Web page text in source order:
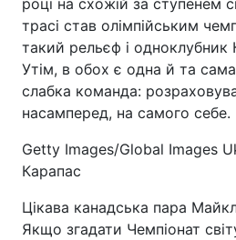
трасі став олімпійським
такий рельєф і одноклубник
Утім, в обох є одна й та
слабка команда:
насамперед, на самого себе.
Getty Images/Global Images
Карапас
Цікава канадська пара
Якщо згадати Чемпіонат